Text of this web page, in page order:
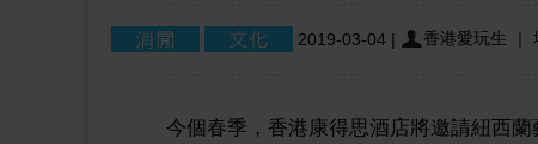
2019-03-04 | 香港愛玩生 ｜
今個春季，香港康得思酒店將邀請紐西